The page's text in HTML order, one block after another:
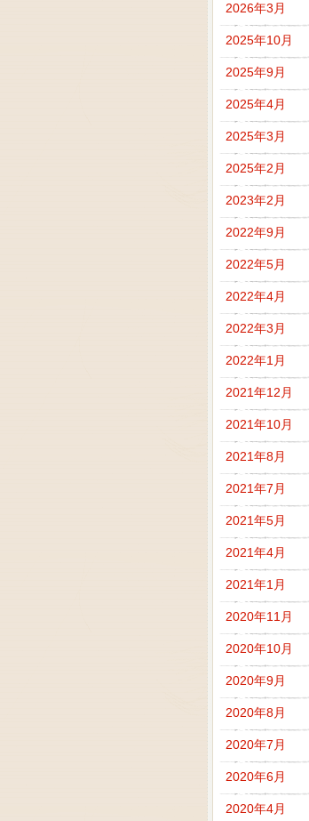
2026年3月
2025年10月
2025年9月
2025年4月
2025年3月
2025年2月
2023年2月
2022年9月
2022年5月
2022年4月
2022年3月
2022年1月
2021年12月
2021年10月
2021年8月
2021年7月
2021年5月
2021年4月
2021年1月
2020年11月
2020年10月
2020年9月
2020年8月
2020年7月
2020年6月
2020年4月